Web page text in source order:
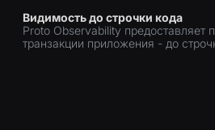
Видимость до строчки кода
Proto Observability предоставляет
транзакции приложения - до